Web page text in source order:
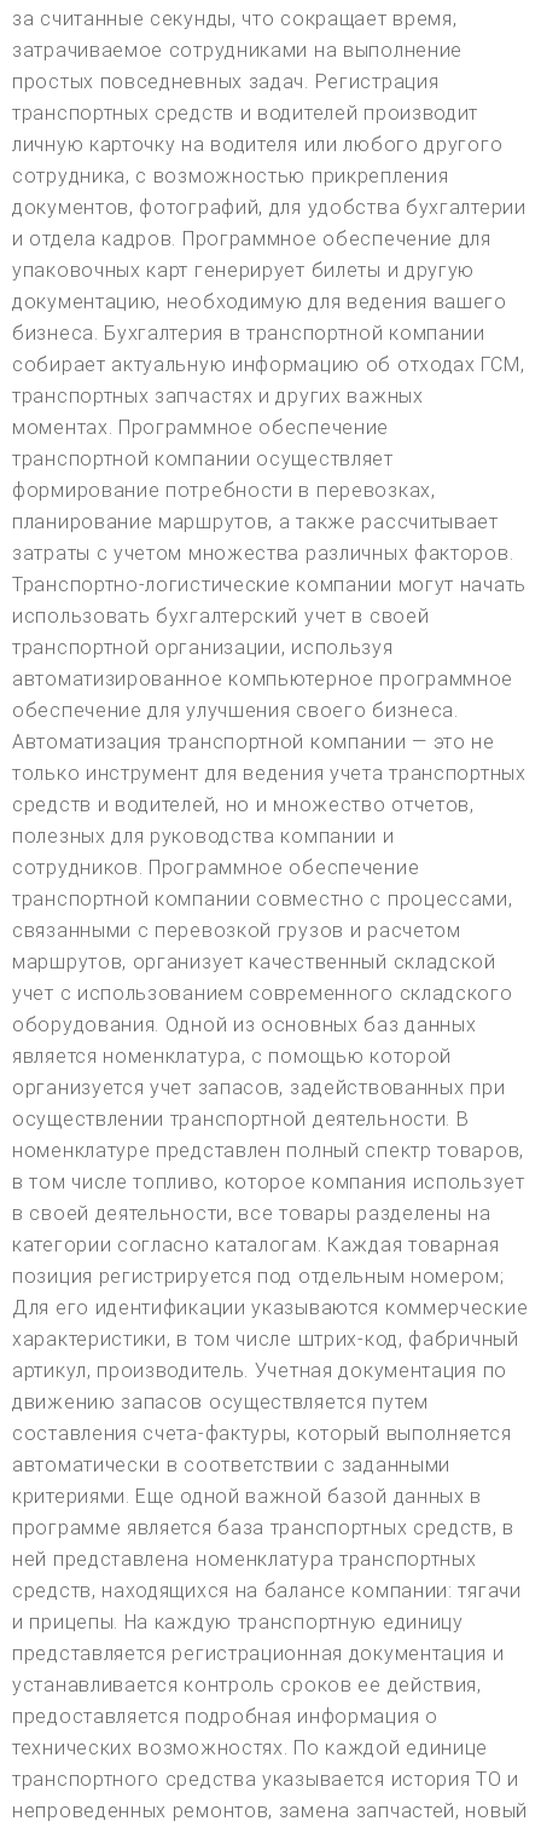
за считанные секунды, что сокращает время,
затрачиваемое сотрудниками на выполнение
простых повседневных задач. Регистрация
транспортных средств и водителей производит
личную карточку на водителя или любого другого
сотрудника, с возможностью прикрепления
документов, фотографий, для удобства бухгалтерии
и отдела кадров. Программное обеспечение для
упаковочных карт генерирует билеты и другую
документацию, необходимую для ведения вашего
бизнеса. Бухгалтерия в транспортной компании
собирает актуальную информацию об отходах ГСМ,
транспортных запчастях и других важных
моментах. Программное обеспечение
транспортной компании осуществляет
формирование потребности в перевозках,
планирование маршрутов, а также рассчитывает
затраты с учетом множества различных факторов.
Транспортно-логистические компании могут начать
использовать бухгалтерский учет в своей
транспортной организации, используя
автоматизированное компьютерное программное
обеспечение для улучшения своего бизнеса.
Автоматизация транспортной компании — это не
только инструмент для ведения учета транспортных
средств и водителей, но и множество отчетов,
полезных для руководства компании и
сотрудников. Программное обеспечение
транспортной компании совместно с процессами,
связанными с перевозкой грузов и расчетом
маршрутов, организует качественный складской
учет с использованием современного складского
оборудования. Одной из основных баз данных
является номенклатура, с помощью которой
организуется учет запасов, задействованных при
осуществлении транспортной деятельности. В
номенклатуре представлен полный спектр товаров,
в том числе топливо, которое компания использует
в своей деятельности, все товары разделены на
категории согласно каталогам. Каждая товарная
позиция регистрируется под отдельным номером;
Для его идентификации указываются коммерческие
характеристики, в том числе штрих-код, фабричный
артикул, производитель. Учетная документация по
движению запасов осуществляется путем
составления счета-фактуры, который выполняется
автоматически в соответствии с заданными
критериями. Еще одной важной базой данных в
программе является база транспортных средств, в
ней представлена номенклатура транспортных
средств, находящихся на балансе компании: тягачи
и прицепы. На каждую транспортную единицу
представляется регистрационная документация и
устанавливается контроль сроков ее действия,
предоставляется подробная информация о
технических возможностях. По каждой единице
транспортного средства указывается история ТО и
непроведенных ремонтов, замена запчастей, новый